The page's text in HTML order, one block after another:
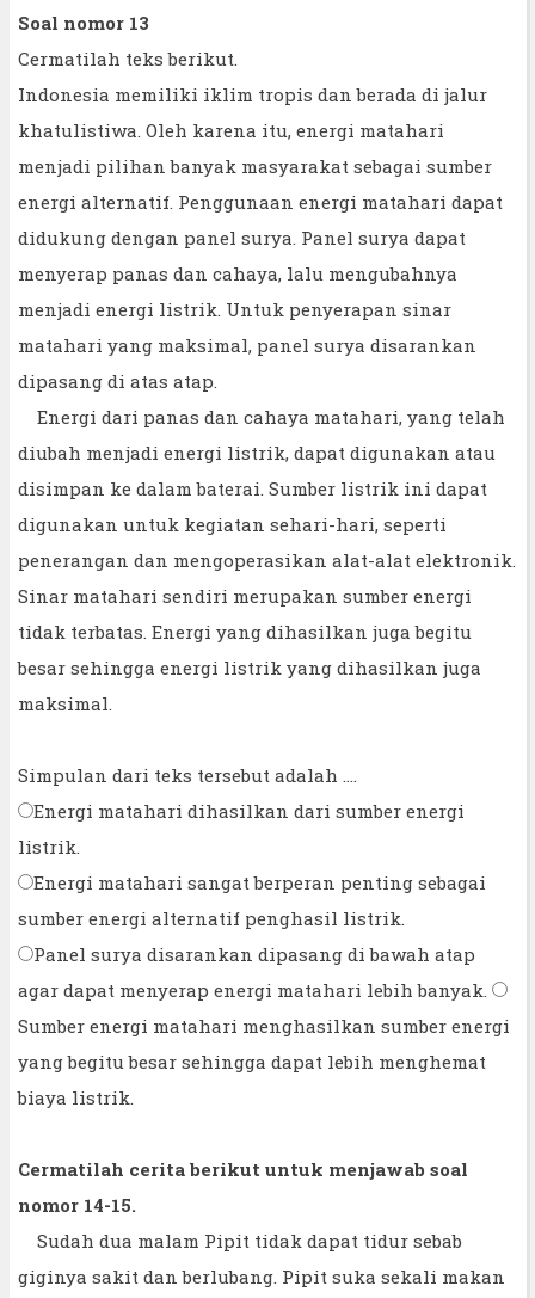
Soal nomor 13
Cermatilah teks berikut.
Indonesia memiliki iklim tropis dan berada di jalur
khatulistiwa. Oleh karena itu, energi matahari
menjadi pilihan banyak masyarakat sebagai sumber
energi alternatif. Penggunaan energi matahari dapat
didukung dengan panel surya. Panel surya dapat
menyerap panas dan cahaya, lalu mengubahnya
menjadi energi listrik. Untuk penyerapan sinar
matahari yang maksimal, panel surya disarankan
dipasang di atas atap.
Energi dari panas dan cahaya matahari, yang telah
diubah menjadi energi listrik, dapat digunakan atau
disimpan ke dalam baterai. Sumber listrik ini dapat
digunakan untuk kegiatan sehari-hari, seperti
penerangan dan mengoperasikan alat-alat elektronik.
Sinar matahari sendiri merupakan sumber energi
tidak terbatas. Energi yang dihasilkan juga begitu
besar sehingga energi listrik yang dihasilkan juga
maksimal.
Simpulan dari teks tersebut adalah ....
Energi matahari dihasilkan dari sumber energi
listrik.
Energi matahari sangat berperan penting sebagai
sumber energi alternatif penghasil listrik.
Panel surya disarankan dipasang di bawah atap
agar dapat menyerap energi matahari lebih banyak.
Sumber energi matahari menghasilkan sumber energi
yang begitu besar sehingga dapat lebih menghemat
biaya listrik.
Cermatilah cerita berikut untuk menjawab soal
nomor 14-15.
Sudah dua malam Pipit tidak dapat tidur sebab
giginya sakit dan berlubang. Pipit suka sekali makan